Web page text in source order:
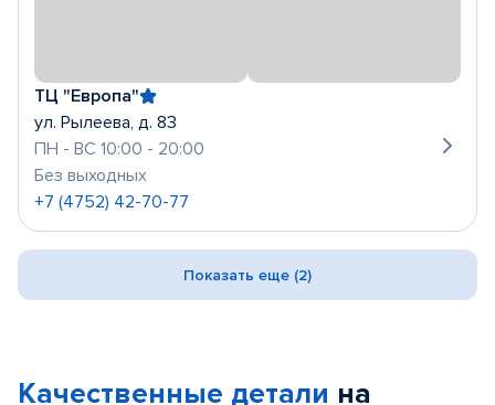
ТЦ "Европа"
ул. Рылеева, д. 83
ПН - ВС 10:00 - 20:00
Без выходных
+7 (4752) 42-70-77
Показать еще (2)
Качественные детали на